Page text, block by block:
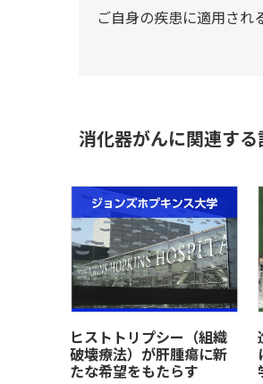
ご自身の疾患に適用され
消化器がんに関連する
ヒストトリプシー（組織
破壊療法）が肝腫瘍に新
たな希望をもたらす